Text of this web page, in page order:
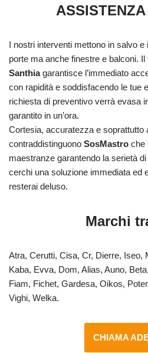
I nostri interventi mettono in salvo
porte ma anche finestre e balconi. Il
Santhiagarantisce l’immediato
con rapidità e soddisfacendo le tue
richiesta di preventivo verrà evasa
garantito in un’ora.
Cortesia, accuratezza e soprattutto
contraddistinguono SosMastro che
maestranze garantendo la serietà
cerchi una soluzione immediata ed
resterai deluso.
Marchi
Atra, Cerutti, Cisa, Cr, Dierre, Iseo,
Kaba, Evva, Dom, Alias, Auno,
Fiam, Fichet, Gardesa, Oikos,
Vighi, Welka.
CHIAMA